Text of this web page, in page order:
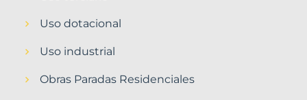
Uso dotacional
Uso industrial
Obras Paradas Residenciales